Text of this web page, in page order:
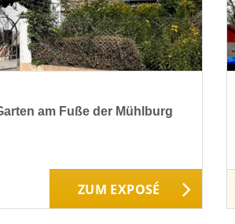
am Fuße der Mühlburg
ZUM EXPOSÉ